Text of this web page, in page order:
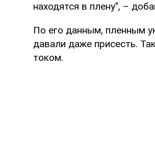
находятся в плену", –
По его данным, пленным
давали даже присесть.
током.